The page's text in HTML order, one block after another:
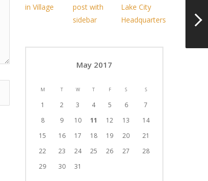
May 2017
M T W T F S S
1 2 3 4 5 6
7
8
9 10 11 12 13
14
15
16 17 18 19 20
21
22
23 24 25 26 27
28
29
30 31